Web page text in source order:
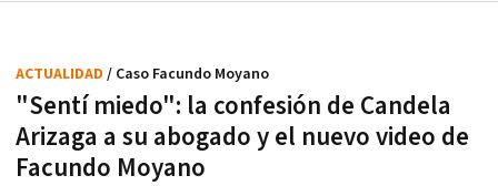
"Sentí miedo": la confesión de Candela
Arizaga a su abogado y el nuevo video de
Facundo Moyano
ACTUALIDAD / Caso Facundo Moyano